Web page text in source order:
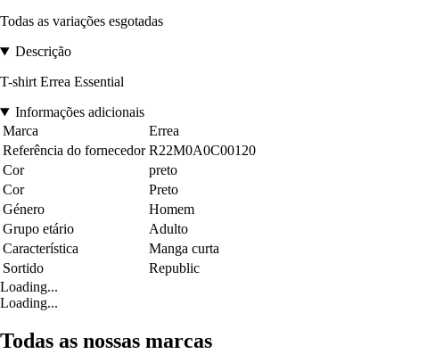
Todas as variações esgotadas
Descrição
T-shirt Errea Essential
Informações adicionais
Marca
Errea
Referência do fornecedor R22M0A0C00120
Cor
preto
Cor
Preto
Género
Homem
Grupo etário
Adulto
Característica
Manga curta
Sortido
Republic
Loading...
Loading...
Todas as nossas marcas